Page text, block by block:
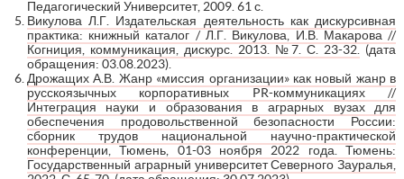
Педагогический Университет, 2009. 61 с.
Викулова Л.Г. Издательская деятельность как дискурсивная
практика: книжный каталог / Л.Г. Викулова, И.В. Макарова //
Когниция, коммуникация, дискурс. 2013. №7. С. 23-32.(дата
обращения: 03.08.2023).
Дрожащих А.В. Жанр «миссия организации» как новый жанр в
русскоязычных корпоративных PR-коммуникациях //
Интеграция науки и образования в аграрных вузах для
обеспечения продовольственной безопасности России:
сборник трудов национальной научно-практической
конференции, Тюмень, 01-03 ноября 2022 года. Тюмень:
Государственный аграрный университет Северного Зауралья,